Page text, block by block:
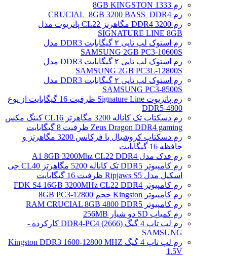
رم 1333 8GB KINGSTON
رم CRUCIAL_8GB 3200 BASS_DDR4
رم DDR4 3200 مگاهرتز CL22 پاتریوت مدل
SIGNATURE LINE 8GB
رم استوک لپ تاپی ۲ گیگابایت DDR3 مدل
SAMSUNG 2GB PC3-10600S
رم استوک لپ تاپی ۲ گیگابایت DDR3 مدل
SAMSUNG 2GB PC3L-12800S
رم استوک لپ تاپی ۲ گیگابایت DDR3 مدل
SAMSUNG PC3-8500S
رم پاتریوت Signature Line ظرفیت 16 گیگابایت از نوع
DDR5-4800
رم دسکتاپ تک کاناله 3200 مگاهرتز CL16 کینگ مکس
Zeus Dragon DDR4 gaming ظرفیت 8 گیگابایت
رم دسکتاپ کروشیال با فرکانس 3200 مگاهرتز و
حافظه 16 گیگابایت
رم فدک مدل A1 8GB 3200Mhz CL22 DDR4
رم کامپیوتر DDR5 تک کاناله 5200 مگاهرتز CL40 جی
اسکیل مدل Ripjaws S5 ظرفیت 16 گیگابایت
رم کامپیوتر FDK S4 16GB 3200MHz CL22 DDR4
رم کامپیوتر Kingston حجم 8GB PC3-12800
رم کامپیوتر RAM CRUCIAL 8GB 4800 DDR5
رم کمیاب SD دو شیار 256MB
رم لپ تاپ 4 گیگ DDR4-PC4 (2666) کارکرده -
SAMSUNG
رم لپ تاپ 4 گیگ Kingston DDR3 1600-12800 MHZ
1.5V